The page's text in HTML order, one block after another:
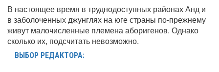
В настоящее время в труднодоступных районах Анд и
в заболоченных джунглях на юге страны по-прежнему
живут малочисленные племена аборигенов. Однако
сколько их, подсчитать невозможно.
ВЫБОР РЕДАКТОРА: